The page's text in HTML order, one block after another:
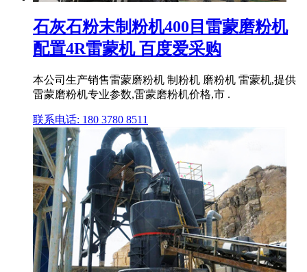
石灰石粉末制粉机400目雷蒙磨粉机
配置4R雷蒙机 百度爱采购
本公司生产销售雷蒙磨粉机 制粉机 磨粉机 雷蒙机,提供
雷蒙磨粉机专业参数,雷蒙磨粉机价格,市 .
联系电话: 180 3780 8511